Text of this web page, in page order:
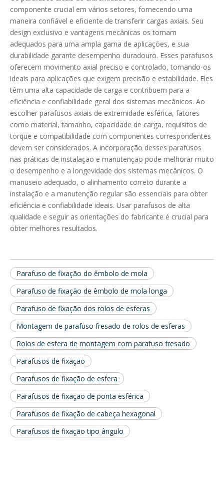
componente crucial em vários setores, fornecendo uma
maneira confiável e eficiente de transferir cargas axiais. Seu
design exclusivo e vantagens mecânicas os tornam
adequados para uma ampla gama de aplicações, e sua
durabilidade garante desempenho duradouro. Esses parafusos
oferecem movimento axial preciso e controlado, tornando-os
ideais para aplicações que exigem precisão e estabilidade. Eles
têm uma alta capacidade de carga e contribuem para a
eficiência e confiabilidade geral dos sistemas mecânicos. Ao
escolher parafusos axiais de extremidade esférica, fatores
como material, tamanho, capacidade de carga, requisitos de
torque e compatibilidade com componentes correspondentes
devem ser considerados. A incorporação desses parafusos
nas práticas de instalação e manutenção pode melhorar muito
o desempenho e a longevidade dos sistemas mecânicos. O
manuseio adequado, o alinhamento correto durante a
instalação e a manutenção regular são essenciais para obter
eficiência e confiabilidade ideais. Usar parafusos de alta
qualidade e seguir as orientações do fabricante é crucial para
obter melhores resultados.
Parafuso de fixação do êmbolo de mola
Parafuso de fixação de êmbolo de mola longa
Parafuso de fixação dos rolos de esferas
Montagem de parafuso fresado de rolos de esferas
Rolos de esfera de montagem com parafuso fresado
Parafusos de fixação
Parafusos de fixação de esfera
Parafusos de fixação de ponta esférica
Parafusos de fixação de cabeça hexagonal
Parafusos de fixação tipo ângulo